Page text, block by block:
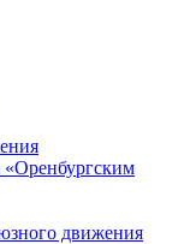
«Оренбургским
движения